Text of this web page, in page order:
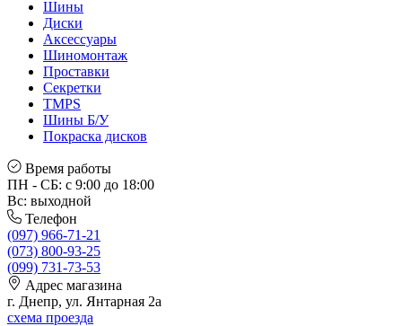
Шины
Диски
Аксессуары
Шиномонтаж
Проставки
Секретки
TMPS
Шины Б/У
Покраска дисков
Время работы
ПН - СБ: с 9:00 до 18:00
Вс: выходной
Телефон
(097) 966-71-21
(073) 800-93-25
(099) 731-73-53
Адрес магазина
г. Днепр, ул. Янтарная 2а
схема проезда